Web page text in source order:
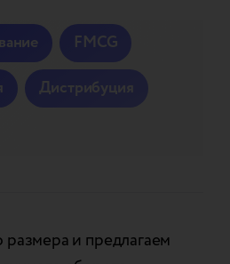
FMCG
Дистрибуция
и предлагаем